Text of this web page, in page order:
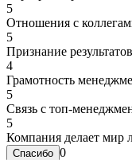
5
Отношения с
5
Признание
4
Грамотность
5
Связь с топ-
5
Компания делает мир
0